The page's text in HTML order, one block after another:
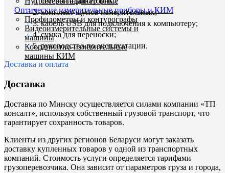
Оптические измерительные приборы и КИМ
Профилометры и контурографы
Видеоизмерительные системы и
машины
Координатно-измерительные
машины КИМ
2. комплект щупов измерительных;
3. кабель USB для подключения к компьютеру;
4. сумка для переноски;
5. руководство по эксплуатации.
Доставка и оплата
Доставка
Доставка по Минску осуществляется силами компании «ТП
консалт», используя собственный грузовой транспорт, что
гарантирует сохранность товаров.
Клиенты из других регионов Беларуси могут заказать
доставку купленных товаров у одной из транспортных
компаний. Стоимость услуги определяется тарифами
грузоперевозчика. Она зависит от параметров груза и города,